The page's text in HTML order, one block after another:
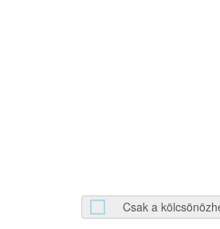
Csak a